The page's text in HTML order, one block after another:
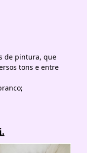
de pintura, que
tons e entre